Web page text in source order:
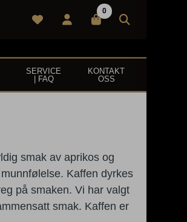
0
SERVICE
| FAQ
KONTAKT
OSS
smak av aprikos og
Kaffen dyrkes
på smaken. Vi har valgt
smak. Kaffen er